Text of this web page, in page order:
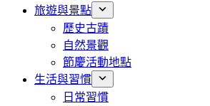
旅遊與景點
歷史古蹟
自然景觀
節慶活動地點
生活與習慣
日常習慣